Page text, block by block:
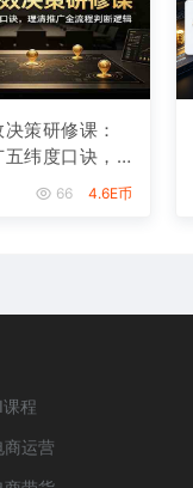
策研修课：
纬度口诀，
全流程判断逻
66 4.6E币
课程
商运营